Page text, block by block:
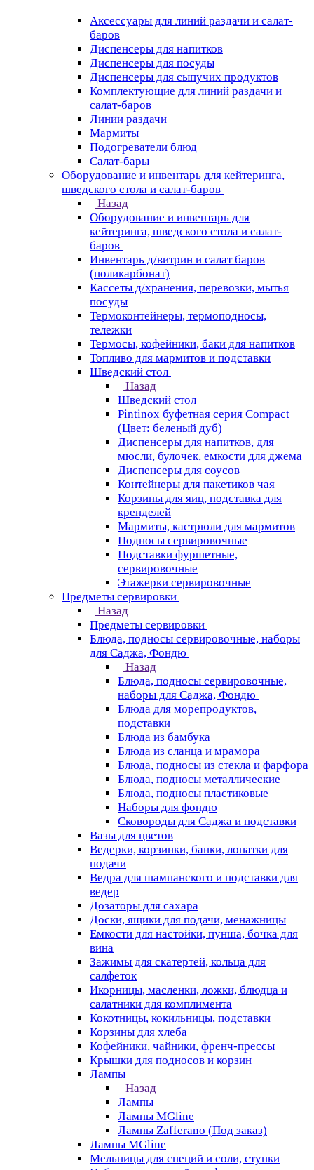
Аксессуары для линий раздачи и салат-
баров
Диспенсеры для напитков
Диспенсеры для посуды
Диспенсеры для сыпучих продуктов
Комплектующие для линий раздачи и
салат-баров
Линии раздачи
Мармиты
Подогреватели блюд
Салат-бары
Оборудование и инвентарь для кейтеринга,
шведского стола и салат-баров
Назад
Оборудование и инвентарь для
кейтеринга, шведского стола и салат-
баров
Инвентарь д/витрин и салат баров
(поликарбонат)
Кассеты д/хранения, перевозки, мытья
посуды
Термоконтейнеры, термоподносы,
тележки
Термосы, кофейники, баки для напитков
Топливо для мармитов и подставки
Шведский стол
Назад
Шведский стол
Pintinox буфетная серия Compact
(Цвет: беленый дуб)
Диспенсеры для напитков, для
мюсли, булочек, емкости для джема
Диспенсеры для соусов
Контейнеры для пакетиков чая
Корзины для яиц, подставка для
кренделей
Мармиты, кастрюли для мармитов
Подносы сервировочные
Подставки фуршетные,
сервировочные
Этажерки сервировочные
Предметы сервировки
Назад
Предметы сервировки
Блюда, подносы сервировочные, наборы
для Саджа, Фондю
Назад
Блюда, подносы сервировочные,
наборы для Саджа, Фондю
Блюда для морепродуктов,
подставки
Блюда из бамбука
Блюда из сланца и мрамора
Блюда, подносы из стекла и фарфора
Блюда, подносы металлические
Блюда, подносы пластиковые
Наборы для фондю
Сковороды для Саджа и подставки
Вазы для цветов
Ведерки, корзинки, банки, лопатки для
подачи
Ведра для шампанского и подставки для
ведер
Дозаторы для сахара
Доски, ящики для подачи, менажницы
Емкости для настойки, пунша, бочка для
вина
Зажимы для скатертей, кольца для
салфеток
Икорницы, масленки, ложки, блюдца и
салатники для комплимента
Кокотницы, кокильницы, подставки
Корзины для хлеба
Кофейники, чайники, френч-прессы
Крышки для подносов и корзин
Лампы
Назад
Лампы
Лампы MGline
Лампы Zafferano (Под заказ)
Лампы MGline
Мельницы для специй и соли, ступки